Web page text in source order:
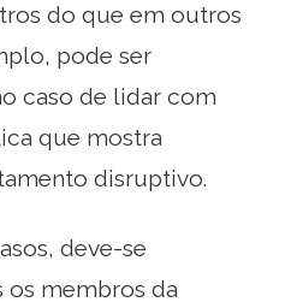
do que em outros
pode ser
caso de lidar com
que mostra
disruptivo.
deve-se
os membros da